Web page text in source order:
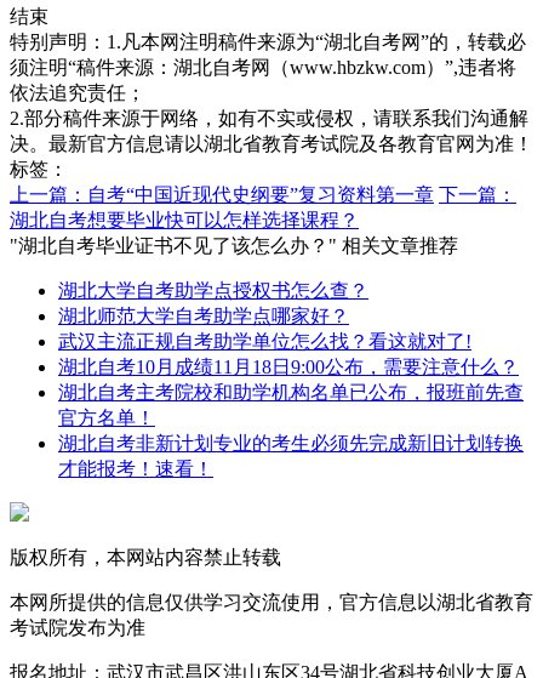
结束
特别声明：1.凡本网注明稿件来源为“湖北自考网”的，转载必
须注明“稿件来源：湖北自考网（www.hbzkw.com）”,违者将
依法追究责任；
2.部分稿件来源于网络，如有不实或侵权，请联系我们沟通解
决。最新官方信息请以湖北省教育考试院及各教育官网为准！
标签：
上一篇：自考“中国近现代史纲要”复习资料第一章 下一篇：
湖北自考想要毕业快可以怎样选择课程？
"湖北自考毕业证书不见了该怎么办？" 相关文章推荐
湖北大学自考助学点授权书怎么查？
湖北师范大学自考助学点哪家好？
武汉主流正规自考助学单位怎么找？看这就对了!
湖北自考10月成绩11月18日9:00公布，需要注意什么？
湖北自考主考院校和助学机构名单已公布，报班前先查
官方名单！
湖北自考非新计划专业的考生必须先完成新旧计划转换
才能报考！速看！
版权所有，本网站内容禁止转载
本网所提供的信息仅供学习交流使用，官方信息以湖北省教育
考试院发布为准
报名地址：武汉市武昌区洪山东区34号湖北省科技创业大厦A